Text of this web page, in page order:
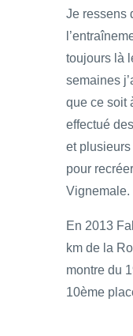
Je ressens
toujours là
semaines
que ce soit
effectué
et
pour
Vignemale.
En 2013
km de la
montre du
10ème